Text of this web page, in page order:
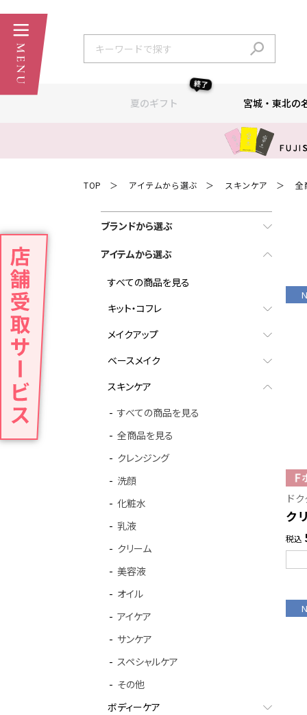
夏のギフト
終了
宮城・東北の
TOP ＞ アイテムから選ぶ ＞ スキンケア ＞ 全
ド
ク
税込
ブランドから選ぶ
アイテムから選ぶ
すべての商品を見る
キット・コフレ
メイクアップ
ベースメイク
スキンケア
すべての商品を見る
全商品を見る
クレンジング
洗顔
化粧水
乳液
クリーム
美容液
オイル
アイケア
サンケア
スペシャルケア
その他
ボディーケア